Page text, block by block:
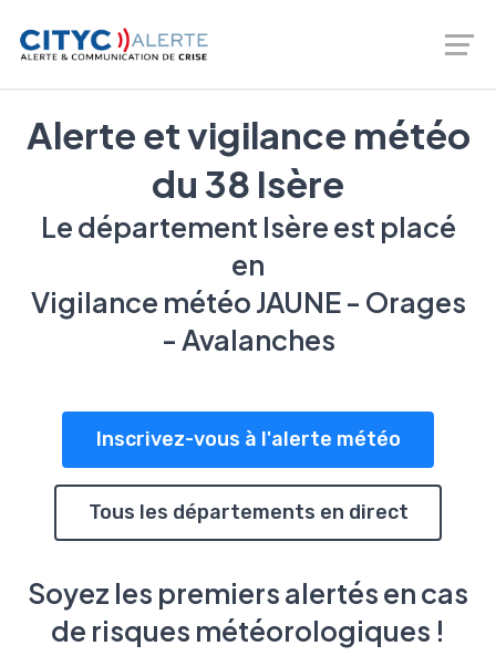
Téléalerte - Entreprises et Collectivités |
02 46 66 00 20
Alerte et vigilance météo
du 38 Isère
Le département Isère est placé
en
Vigilance météo JAUNE - Orages
- Avalanches
Inscrivez-vous à l'alerte météo
Tous les départements en direct
Soyez les premiers alertés en cas
de risques météorologiques !